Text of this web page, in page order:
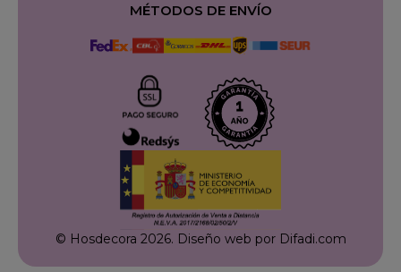
MÉTODOS DE ENVÍO
© Hosdecora 2026. Diseño web por Difadi.com